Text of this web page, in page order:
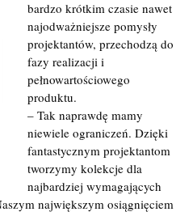
bardzo krótkim czasie nawet
najodważniejsze pomysły
projektantów, przechodzą do
fazy realizacji i
pełnowartościowego
produktu.
– Tak naprawdę mamy
niewiele ograniczeń. Dzięki
fantastycznym projektantom
tworzymy kolekcje dla
najbardziej wymagających
największym osiągnięciem